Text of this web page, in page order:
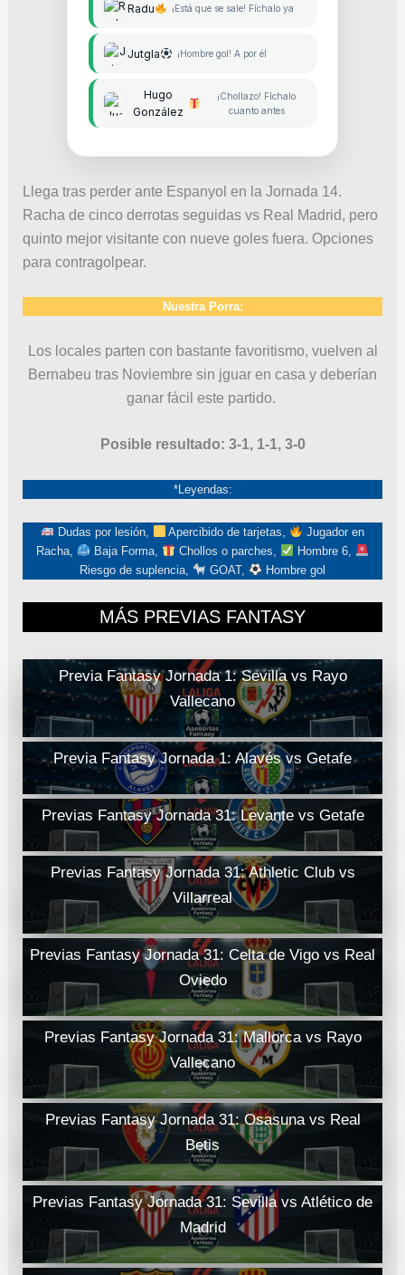
Radu ¡Está que se sale! Fíchalo ya
Jutgla ¡Hombre gol! A por él
Hugo
González
¡Chollazo! Fíchalo
cuanto antes
Llega tras perder ante Espanyol en la Jornada 14.
Racha de cinco derrotas seguidas vs Real Madrid, pero
quinto mejor visitante con nueve goles fuera. Opciones
para contragolpear.
Nuestra Porra:
Los locales parten con bastante favoritismo, vuelven al
Bernabeu tras Noviembre sin jguar en casa y deberían
ganar fácil este partido.
Posible resultado: 3-1, 1-1, 3-0
*Leyendas:
Dudas por lesión, Apercibido de tarjetas,
Jugador en
Racha,
Baja Forma, Chollos o parches,
Hombre 6,
Riesgo de suplencia,
GOAT, Hombre gol
MÁS PREVIAS FANTASY
Previa Fantasy Jornada 1: Sevilla vs Rayo
Vallecano
Previa Fantasy Jornada 1: Alavés vs Getafe
Previas Fantasy Jornada 31: Levante vs Getafe
Previas Fantasy Jornada 31: Athletic Club vs
Villarreal
Previas Fantasy Jornada 31: Celta de Vigo vs Real
Oviedo
Previas Fantasy Jornada 31: Mallorca vs Rayo
Vallecano
Previas Fantasy Jornada 31: Osasuna vs Real
Betis
Previas Fantasy Jornada 31: Sevilla vs Atlético de
Madrid